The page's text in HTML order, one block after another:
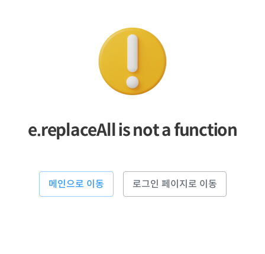
e.replaceAll is not a function
메인으로 이동 로그인 페이지로 이동